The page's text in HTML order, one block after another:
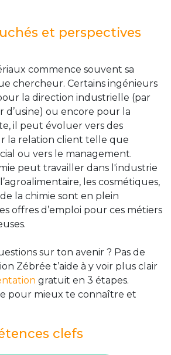
et perspectives
commence souvent sa
chercheur. Certains ingénieurs
la direction industrielle (par
ou encore pour la
il peut évoluer vers des
la relation client telle que
ou vers le management.
peut travailler dans l'industrie
les cosmétiques,
la chimie sont en plein
offres d’emploi pour ces métiers
sur ton avenir ? Pas de
Zébrée t’aide à y voir plus clair
gratuit en 3 étapes.
pour mieux te connaître et
clefs